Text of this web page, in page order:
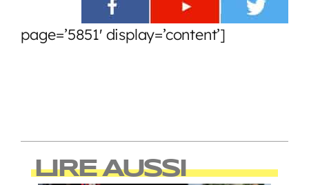
page=’5851′ display=’content’]
LIRE AUSSI